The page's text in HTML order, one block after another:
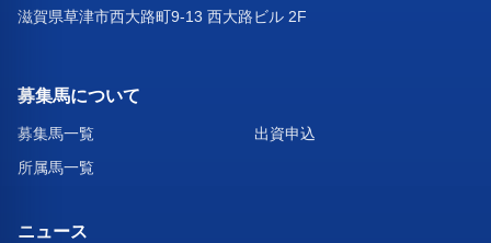
滋賀県草津市西大路町9-13 西大路ビル 2F
募集馬について
募集馬一覧
出資申込
所属馬一覧
ニュース